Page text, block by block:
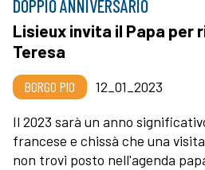
DOPPIO ANNIVERSARIO
Lisieux invita il Papa per
Teresa
BORGO PIO
12_01_2023
Il 2023 sarà un anno
francese e chissà che una
non trovi posto nell'agenda